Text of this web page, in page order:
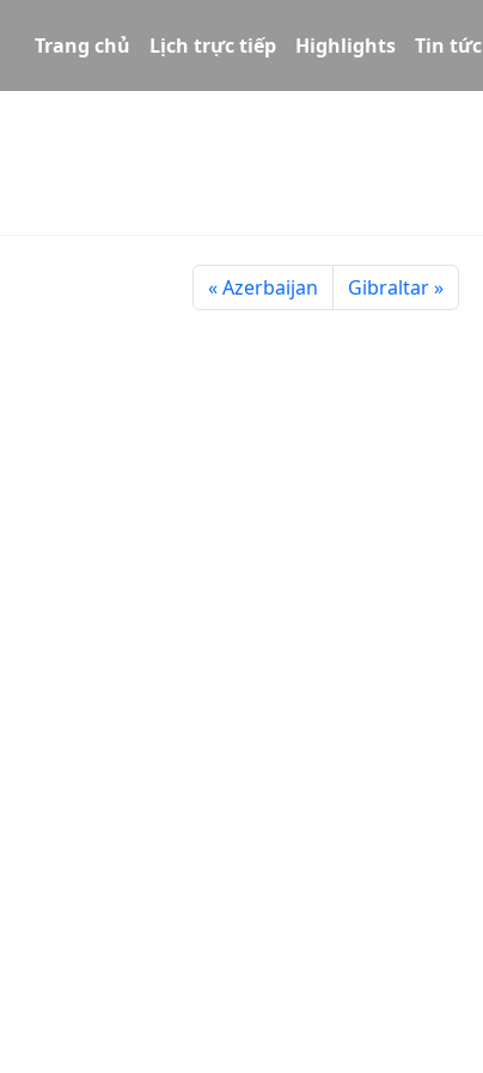
Trang chủ Lịch trực tiếp Highlights Tin tức
Azerbaijan Gibraltar